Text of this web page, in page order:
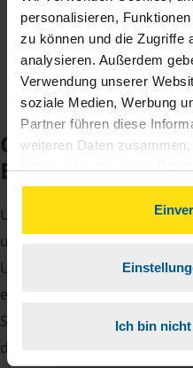
personalisieren,
zu können und die Zugriffe
analysieren. Außerdem
Verwendung unserer
soziale Medien, Werbung
Partner führen diese
weiteren Daten
gesammelt haben. Indem
können Sie der
unserer
Ich bin
Jahreseinnahmen
Checkliste für Ihr
Um Ihre Steuererklärung
unsere Beraterinnen und
Unterlagen von Ihnen. Dazu
elektronische
die Bescheinigung über das